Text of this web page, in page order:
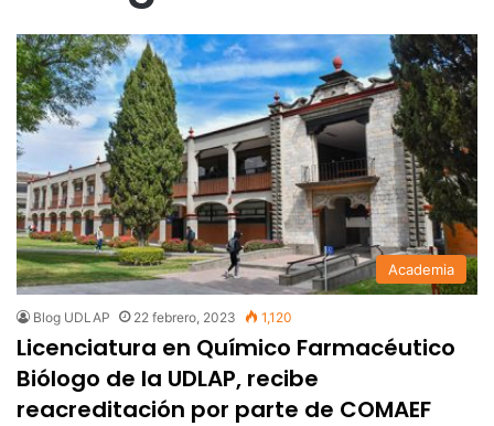
Academia
Blog UDLAP 22 febrero, 2023 1,120
Licenciatura en Químico Farmacéutico
Biólogo de la UDLAP, recibe
reacreditación por parte de COMAEF